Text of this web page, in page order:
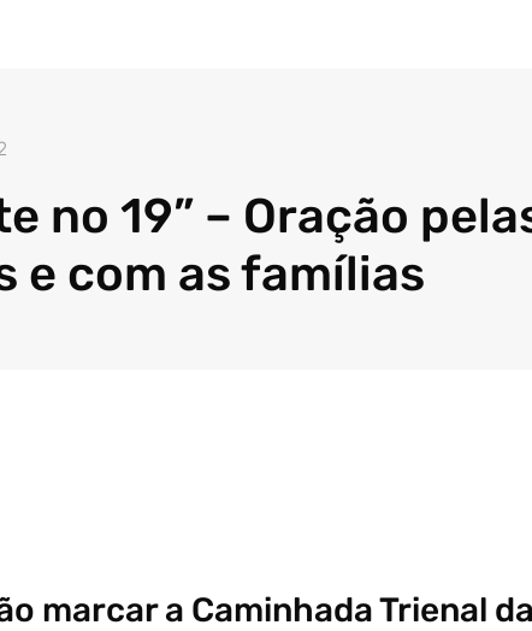
no 19” – Oração
e com as famílias
marcar a Caminhada Trienal